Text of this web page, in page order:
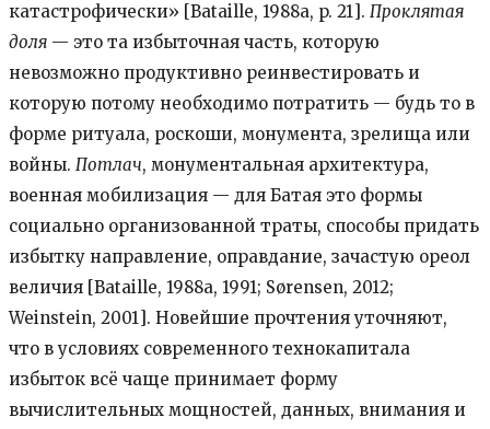
катастрофически» [Bataille, 1988a, p. 21]. Проклятая
доля — это та избыточная часть, которую
невозможно продуктивно реинвестировать и
которую потому необходимо потратить — будь то в
форме ритуала, роскоши, монумента, зрелища или
войны. Потлач, монументальная архитектура,
военная мобилизация — для Батая это формы
социально организованной траты, способы придать
избытку направление, оправдание, зачастую ореол
величия [Bataille, 1988a, 1991; Sørensen, 2012;
Weinstein, 2001]. Новейшие прочтения уточняют,
что в условиях современного технокапитала
избыток всё чаще принимает форму
вычислительных мощностей, данных, внимания и